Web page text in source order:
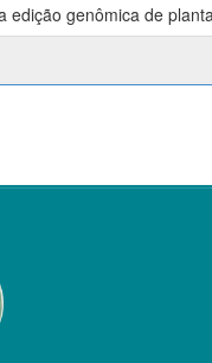
edição genômica de